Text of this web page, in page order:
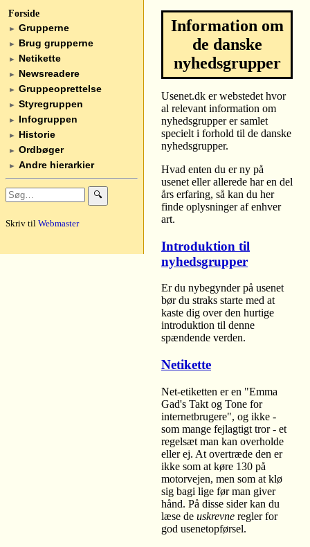
Forside
► Grupperne
► Brug grupperne
► Netikette
► Newsreadere
► Gruppeoprettelse
► Styregruppen
► Infogruppen
► Historie
► Ordbøger
► Andre hierarkier
🔍
Skriv til Webmaster
Information om
de danske
nyhedsgrupper
Usenet.dk er webstedet hvor
al relevant information om
nyhedsgrupper er samlet
specielt i forhold til de danske
nyhedsgrupper.
Hvad enten du er ny på
usenet eller allerede har en del
års erfaring, så kan du her
finde oplysninger af enhver
art.
Introduktion til
nyhedsgrupper
Er du nybegynder på usenet
bør du straks starte med at
kaste dig over den hurtige
introduktion til denne
spændende verden.
Netikette
Net-etiketten er en "Emma
Gad's Takt og Tone for
internetbrugere", og ikke -
som mange fejlagtigt tror - et
regelsæt man kan overholde
eller ej. At overtræde den er
ikke som at køre 130 på
motorvejen, men som at klø
sig bagi lige før man giver
hånd. På disse sider kan du
læse de uskrevne regler for
god usenetopførsel.